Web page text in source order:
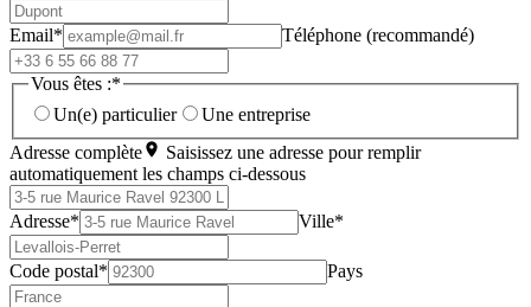
Email* Téléphone (recommandé)
Vous êtes :*
Un(e) particulier
Une entreprise
Adresse complète
Saisissez une adresse pour remplir
automatiquement les champs ci-dessous
Adresse* Ville*
Code postal* Pays